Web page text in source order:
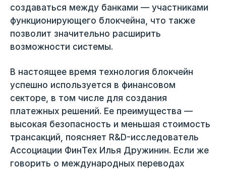
создаваться между банками — участниками
функционирующего блокчейна, что также
позволит значительно расширить
возможности системы.
В настоящее время технология блокчейн
успешно используется в финансовом
секторе, в том числе для создания
платежных решений. Ее преимущества —
высокая безопасность и меньшая стоимость
трансакций, поясняет R&D-исследователь
Ассоциации ФинТех Илья Дружинин. Если же
говорить о международных переводах